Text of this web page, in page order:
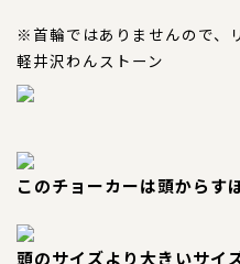
お直しについて
軽井沢わんストーンへ
※首輪ではありませんので、
軽井沢わんストーン
このチョーカーは頭からす
頭のサイズより大きいサイ